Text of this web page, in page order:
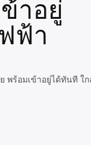
าอยู่
ฟ้า